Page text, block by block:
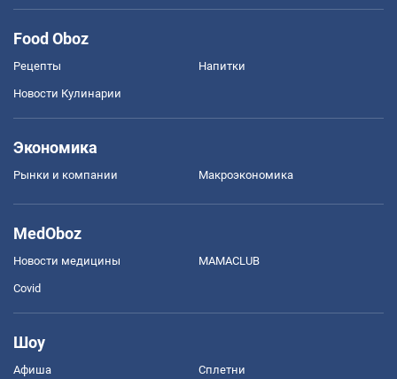
Food Oboz
Рецепты Напитки
Новости Кулинарии
Экономика
Рынки и компании Mакроэкономика
MedOboz
Новости медицины MAMACLUB
Covid
Шоу
Афиша Сплетни